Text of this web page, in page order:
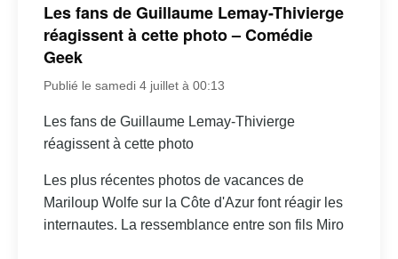
Les fans de Guillaume Lemay-Thivierge
réagissent à cette photo – Comédie
Geek
Publié le samedi 4 juillet à 00:13
Les fans de Guillaume Lemay-Thivierge
réagissent à cette photo
Les plus récentes photos de vacances de
Mariloup Wolfe sur la Côte d'Azur font réagir les
internautes. La ressemblance entre son fils Miro